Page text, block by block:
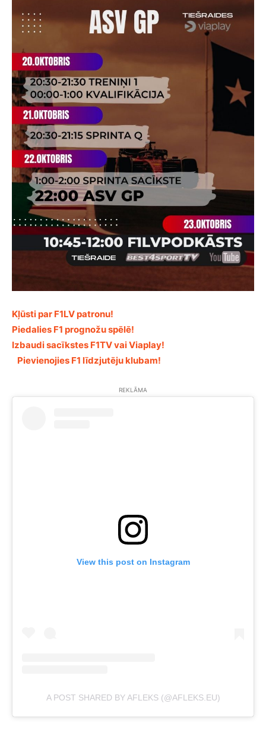
Kļūsti par F1LV patronu!
Piedalies F1 prognožu spēlē!
Izbaudi sacīkstes F1TV vai Viaplay!
Pievienojies F1 līdzjutēju klubam!
REKLĀMA
View this post on Instagram
A POST SHARED BY AFLEKS (@AFLEKS.EU)